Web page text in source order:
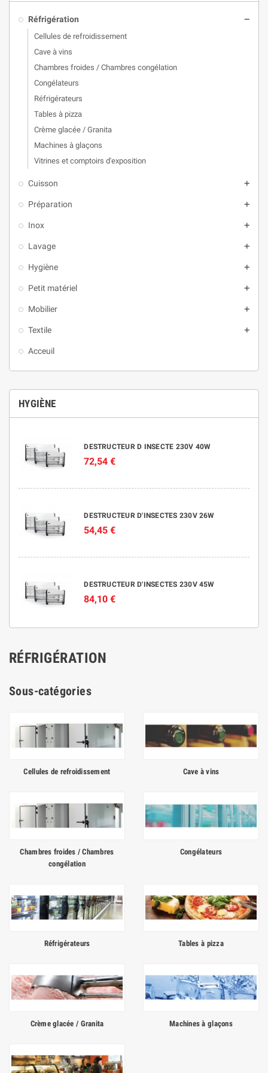
Réfrigération remove
Cellules de refroidissement
Cave à vins
Chambres froides / Chambres congélation
Congélateurs
Réfrigérateurs
Tables à pizza
Crème glacée / Granita
Machines à glaçons
Vitrines et comptoirs d'exposition
Cuisson add
Préparation add
Inox add
Lavage add
Hygiène add
Petit matériel add
Mobilier add
Textile add
Acceuil
HYGIÈNE
DESTRUCTEUR D INSECTE 230V 40W
72,54 €
DESTRUCTEUR D'INSECTES 230V 26W
54,45 €
DESTRUCTEUR D'INSECTES 230V 45W
84,10 €
RÉFRIGÉRATION
Sous-catégories
Cellules de refroidissement Cave à vins
Chambres froides / Chambres
congélation
Congélateurs
Réfrigérateurs Tables à pizza
Crème glacée / Granita Machines à glaçons